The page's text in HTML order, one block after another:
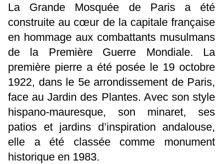
La Grande Mosquée de Paris a été
construite au cœur de la capitale française
en hommage aux combattants musulmans
de la Première Guerre Mondiale. La
première pierre a été posée le 19 octobre
1922, dans le 5e arrondissement de Paris,
face au Jardin des Plantes. Avec son style
hispano-mauresque, son minaret, ses
patios et jardins d’inspiration andalouse,
elle a été classée comme monument
historique en 1983.